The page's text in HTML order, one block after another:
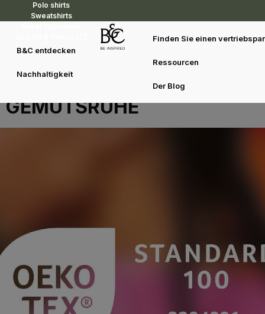
Polo shirts
Sweatshirts
B&C entdecken
Nachhaltigkeit
Finden Sie einen
Ressourcen
Der Blog
UNSERE OEKO-TEX®-
ZERTIFIZIERUNG, IHRE
GEMÜTSRUHE